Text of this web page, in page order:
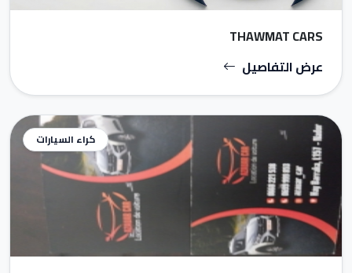
THAWMAT CARS
عرض التفاصيل
كراء السيارات